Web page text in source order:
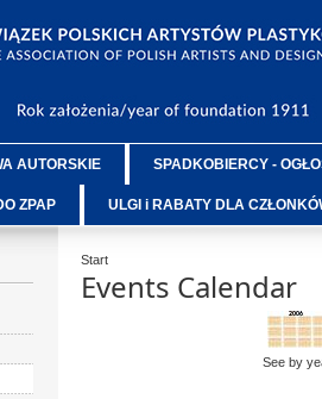
AUTORSKIE SPADKOBIERCY -
ZPAP ULGI i RABATY DLA
Start
Events Calendar
See by